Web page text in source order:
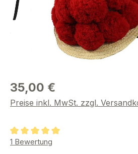
35,00 €
Preise inkl. MwSt. zzgl.
Durchschnittliche Bewertung von 5
1 Bewertung